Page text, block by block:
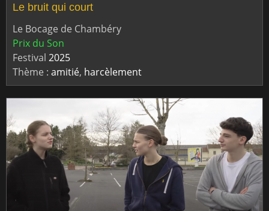
Le bruit qui court
Le Bocage de Chambéry
Prix du Son
Festival 2025
Thème : amitié, harcèlement